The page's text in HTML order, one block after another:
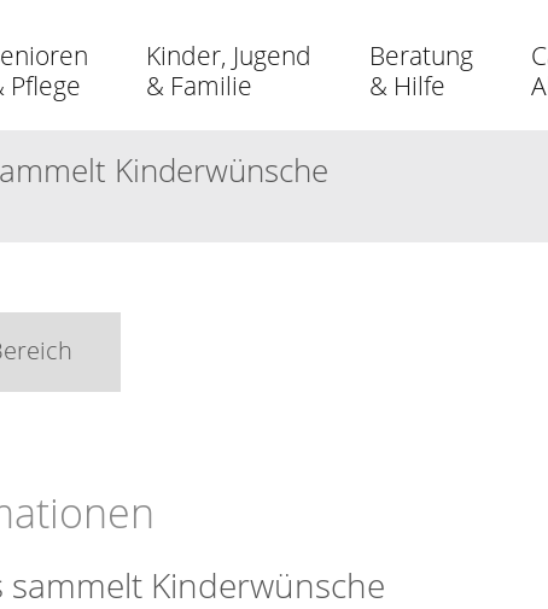
Pflege
Kinder, Jugend
& Familie
Beratung
& Hilfe
Kinderwünsche
Kinderwünsche